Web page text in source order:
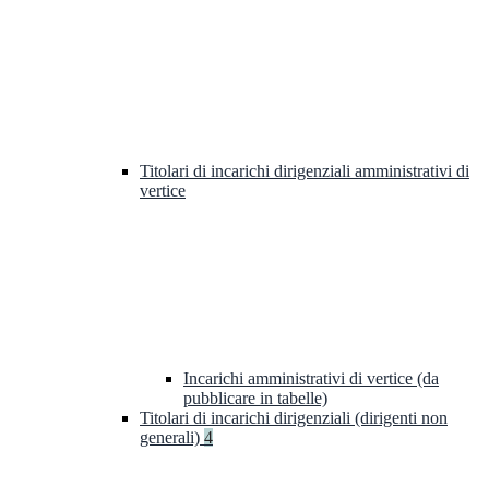
Titolari di incarichi dirigenziali amministrativi di
vertice
Incarichi amministrativi di vertice (da
pubblicare in tabelle)
Titolari di incarichi dirigenziali (dirigenti non
generali) 4